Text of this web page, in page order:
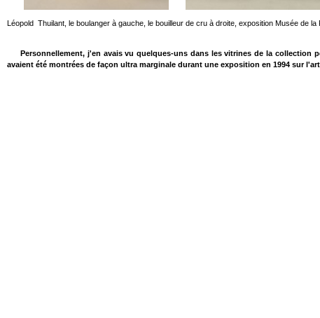
Léopold Thuilant, le boulanger à gauche, le bouilleur de cru à droite, exposition Musée de
Personnellement, j'en avais vu quelques-uns dans les vitrines de la collection
avaient été montrées de façon ultra marginale durant une exposition en 1994 sur